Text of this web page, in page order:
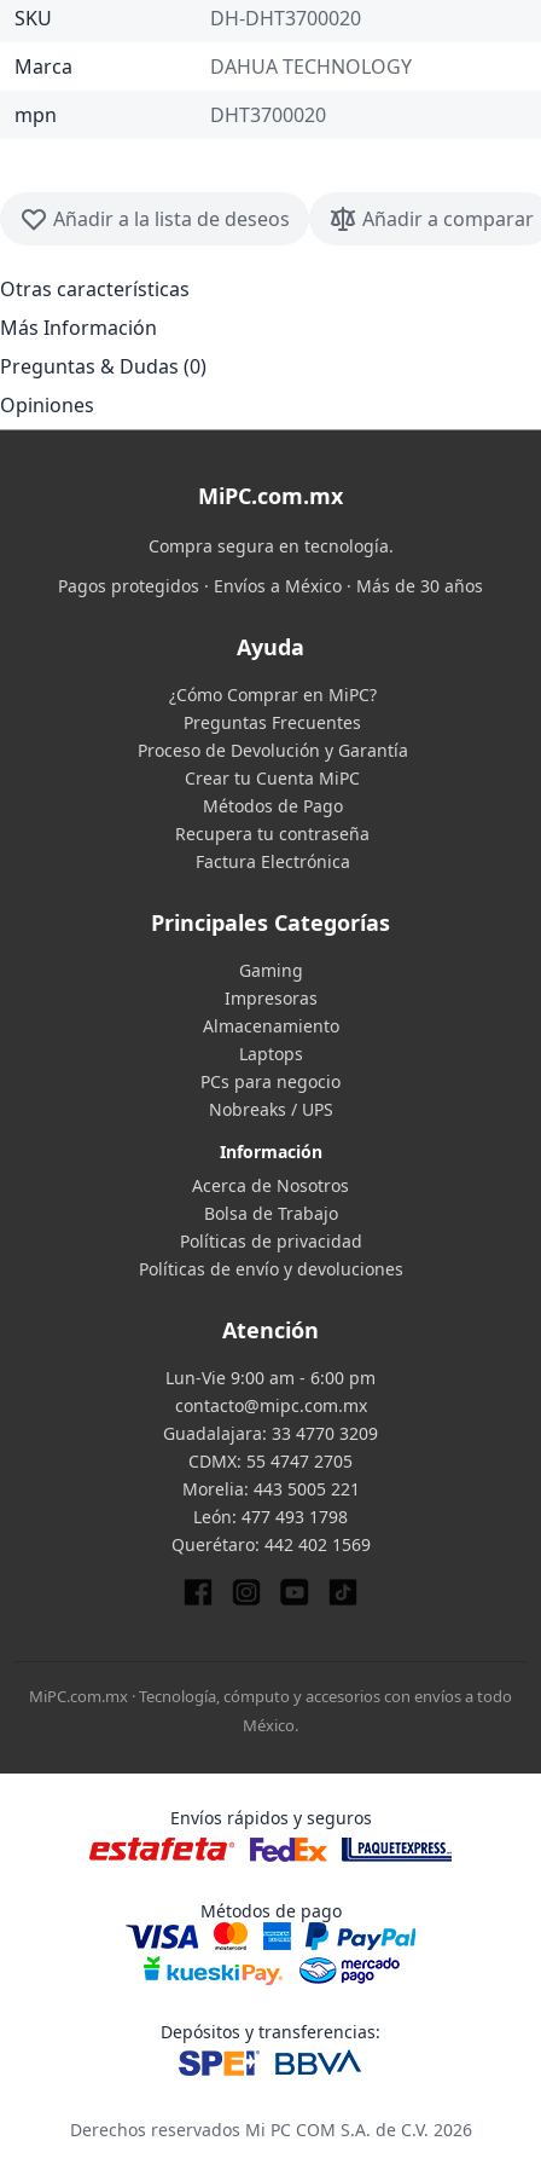
SKU
DH-DHT3700020
Marca
DAHUA TECHNOLOGY
mpn
DHT3700020
Añadir a la lista de deseos Añadir a comparar
Otras características
Más Información
Preguntas & Dudas (0)
Opiniones
MiPC.com.mx
Compra segura en tecnología.
Pagos protegidos · Envíos a México · Más de 30 años
Ayuda
¿Cómo Comprar en MiPC?
Preguntas Frecuentes
Proceso de Devolución y Garantía
Crear tu Cuenta MiPC
Métodos de Pago
Recupera tu contraseña
Factura Electrónica
Principales Categorías
Gaming
Impresoras
Almacenamiento
Laptops
PCs para negocio
Nobreaks / UPS
Información
Acerca de Nosotros
Bolsa de Trabajo
Políticas de privacidad
Políticas de envío y devoluciones
Atención
Lun-Vie 9:00 am - 6:00 pm
contacto@mipc.com.mx
Guadalajara: 33 4770 3209
CDMX: 55 4747 2705
Morelia: 443 5005 221
León: 477 493 1798
Querétaro: 442 402 1569
MiPC.com.mx · Tecnología, cómputo y accesorios con envíos a todo
México.
Envíos rápidos y seguros
Métodos de pago
Depósitos y transferencias:
Derechos reservados Mi PC COM S.A. de C.V. 2026